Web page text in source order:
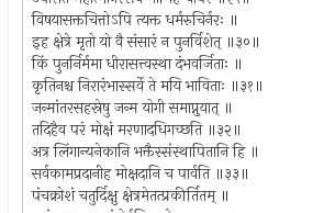
विषयासक्तचित्तोऽपि त्यक्त धर्मरुचिर्नरः ॥
इह क्षेत्रे मृतो यो वै संसारं न पुनर्विशेत् ॥३०॥
किं पुनर्निर्ममा धीरासत्त्वस्था दंभवर्जिताः ॥
कृतिनश्च निरारंभास्सर्वे ते मयि भाविताः ॥३१॥
जन्मांतरसहस्रेषु जन्म योगी समाप्नुयात् ॥
तदिहैव परं मोक्षं मरणादधिगच्छति ॥३२॥
अत्र लिंगान्यनेकानि भक्तैस्संस्थापितानि हि ॥
सर्वकामप्रदानीह मोक्षदानि च पार्वति ॥३३॥
पंचक्रोशं चतुर्दिक्षु क्षेत्रमेतत्प्रकीर्तितम् ॥